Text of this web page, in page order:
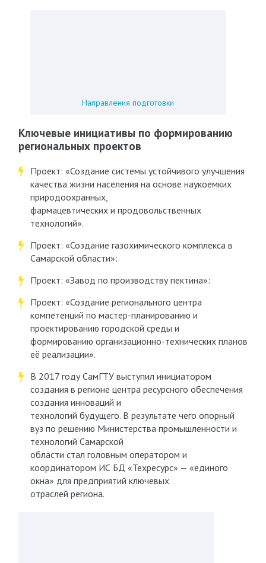
Направления подготовки
Ключевые инициативы по формированию
региональных проектов
Проект: «Создание системы устойчивого улучшения
качества жизни населения на основе наукоемких
природоохранных,
фармацевтических и продовольственных
технологий».
Проект: «Создание газохимического комплекса в
Самарской области»:
Проект: «Завод по производству пектина»:
Проект: «Создание регионального центра
компетенций по мастер-планированию и
проектированию городской среды и
формированию организационно-технических планов
её реализации».
В 2017 году СамГТУ выступил инициатором
создания в регионе центра ресурсного обеспечения
создания инноваций и
технологий будущего. В результате чего опорный
вуз по решению Министерства промышленности и
технологий Самарской
области стал головным оператором и
координатором ИС БД «Техресурс» — «единого
окна» для предприятий ключевых
отраслей региона.